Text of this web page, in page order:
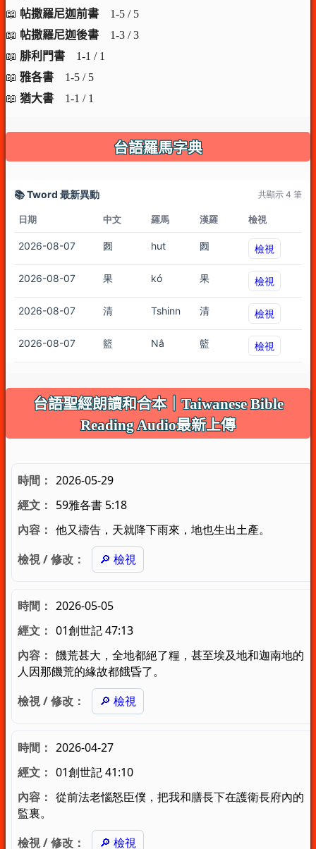
📖 帖撒羅尼迦前書 1-5 / 5
📖 帖撒羅尼迦後書 1-3 / 3
📖 腓利門書 1-1 / 1
📖 雅各書 1-5 / 5
📖 猶大書 1-1 / 1
台語羅馬字典
台語聖經朗讀和合本｜Taiwanese Bible
Reading Audio最新上傳